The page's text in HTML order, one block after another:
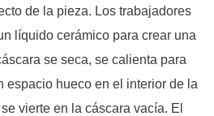
de la pieza. Los trabajadores
líquido cerámico para crear una
se seca, se calienta para
espacio hueco en el interior de la
vierte en la cáscara vacía. El